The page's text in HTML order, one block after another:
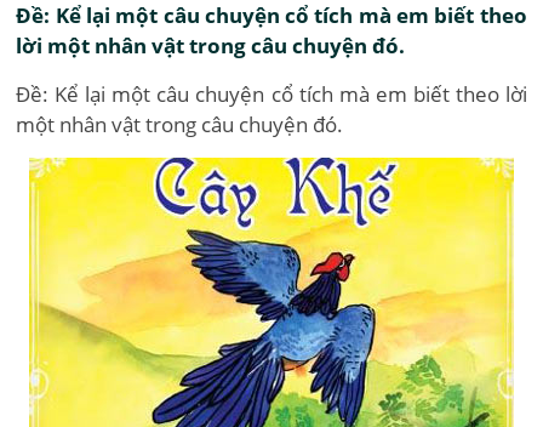
Đề: Kể lại một câu chuyện cổ tích mà em biết theo
lời một nhân vật trong câu chuyện đó.
Đề: Kể lại một câu chuyện cổ tích mà em biết theo lời
một nhân vật trong câu chuyện đó.